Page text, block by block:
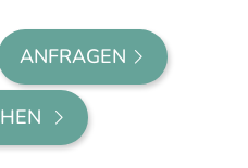
ANFRAGEN